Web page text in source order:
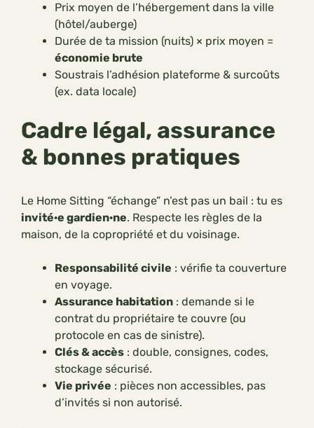
Prix moyen de l’hébergement dans la ville
(hôtel/auberge)
Durée de ta mission (nuits) × prix moyen =
économie brute
Soustrais l’adhésion plateforme & surcoûts
(ex. data locale)
Cadre légal, assurance
& bonnes pratiques
Le Home Sitting “échange” n’est pas un bail : tu es
invité·e gardien·ne. Respecte les règles de la
maison, de la copropriété et du voisinage.
Responsabilité civile : vérifie ta couverture
en voyage.
Assurance habitation : demande si le
contrat du propriétaire te couvre (ou
protocole en cas de sinistre).
Clés & accès : double, consignes, codes,
stockage sécurisé.
Vie privée : pièces non accessibles, pas
d’invités si non autorisé.